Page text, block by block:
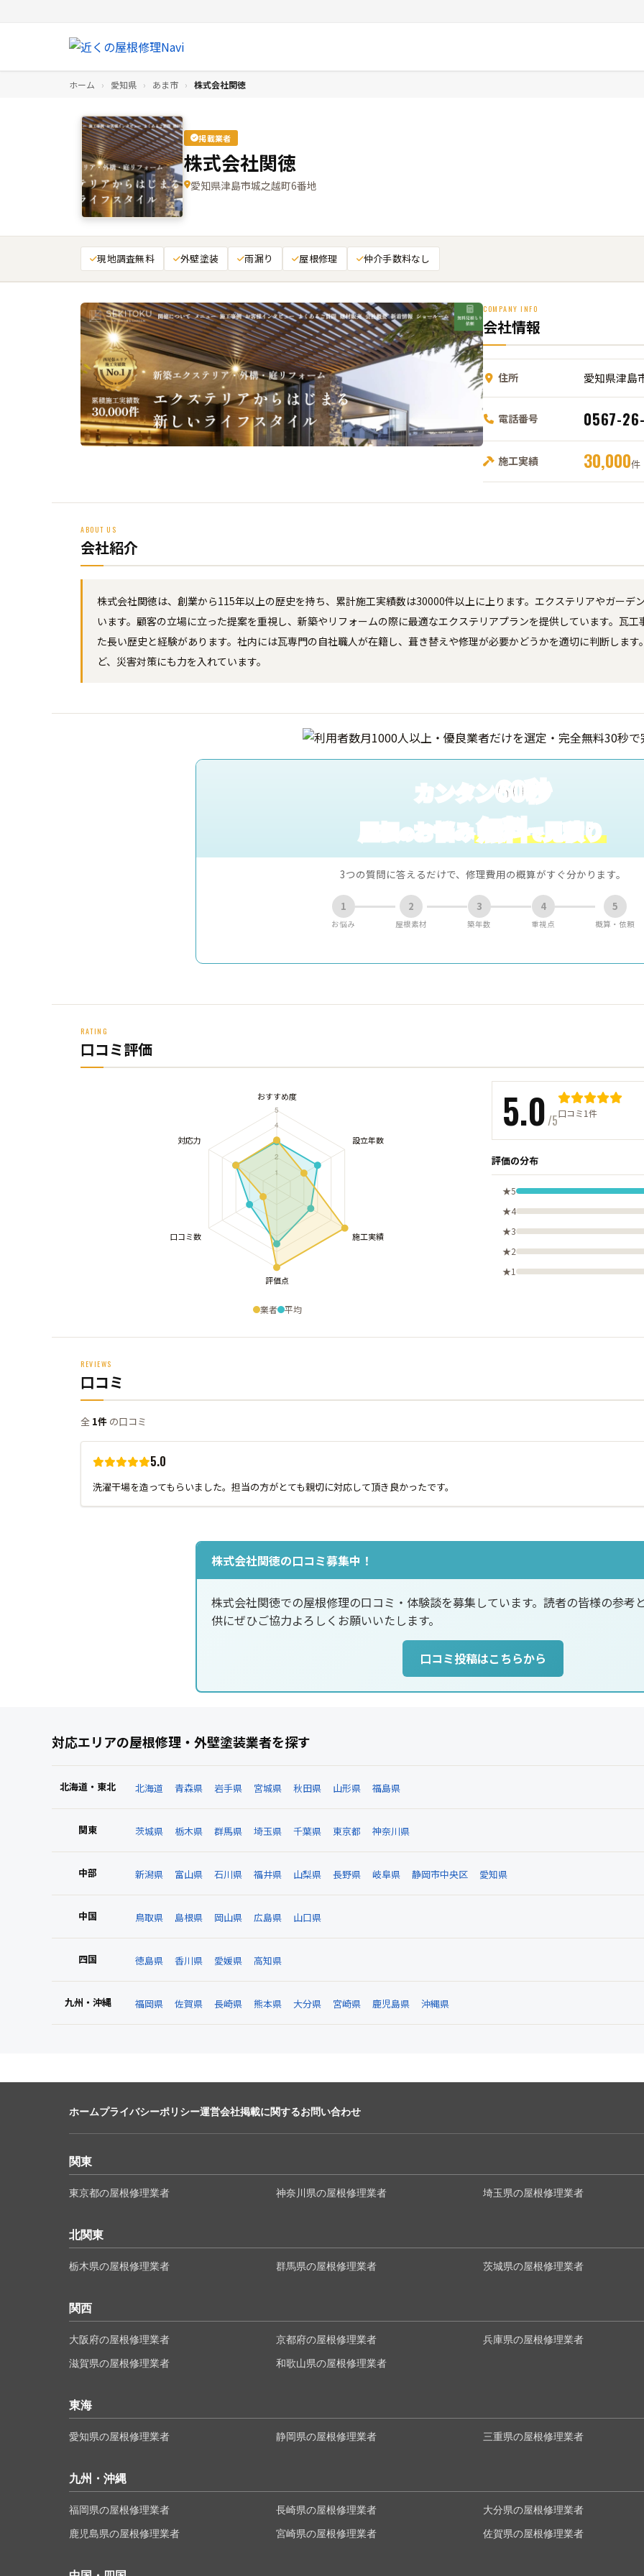
ホーム › 愛知県 › あま市 › 株式会社関徳
掲載業者
株式会社関徳
愛知県津島市城之越町6番地
現地調査無料 外壁塗装 雨漏り 屋根修理 仲介手数料なし
COMPANY INFO
会社情報
住所 愛知県津島
電話番号 0567-
施工実績 30,000件
ABOUT US
会社紹介
株式会社関徳は、創業から115年以上の歴史を持ち、累計施工実績数は30000件以上に上ります。エクステリアやガーデ
います。顧客の立場に立った提案を重視し、新築やリフォームの際に最適なエクステリアプランを提供しています。瓦
た長い歴史と経験があります。社内には瓦専門の自社職人が在籍し、葺き替えや修理が必要かどうかを適切に判断しま
ど、災害対策にも力を入れています。
カンタン60秒
屋根のお悩み無料で見積り
3つの質問に答えるだけで、修理費用の概算がすぐ分かります。
1
お悩み
2
屋根素材
3
築年数
4
重視点
5
概算・依頼
RATING
口コミ評価
業者 平均
5.0/5口コミ1件
評価の分布
★5
★4
★3
★2
★1
REVIEWS
口コミ
全 1件 の口コミ
5.0
洗濯干場を造ってもらいました。担当の方がとても親切に対応して頂き良かったです。
株式会社関徳の口コミ募集中！
株式会社関徳での屋根修理の口コミ・体験談を募集しています。読者の皆様の参考
供にぜひご協力よろしくお願いいたします。
口コミ投稿はこちらから
対応エリアの屋根修理・外壁塗装業者を探す
北海道・東北 北海道 青森県 岩手県 宮城県 秋田県 山形県 福島県
関東 茨城県 栃木県 群馬県 埼玉県 千葉県 東京都 神奈川県
中部 新潟県 富山県 石川県 福井県 山梨県 長野県 岐阜県 静岡市中央区 愛知県
中国 鳥取県 島根県 岡山県 広島県 山口県
四国 徳島県 香川県 愛媛県 高知県
九州・沖縄 福岡県 佐賀県 長崎県 熊本県 大分県 宮崎県 鹿児島県 沖縄県
ホームプライバシーポリシー運営会社掲載に関するお問い合わせ
関東
東京都の屋根修理業者 神奈川県の屋根修理業者 埼玉県の屋根修理業者
北関東
栃木県の屋根修理業者 群馬県の屋根修理業者 茨城県の屋根修理業者
関西
大阪府の屋根修理業者 京都府の屋根修理業者 兵庫県の屋根修理業者
滋賀県の屋根修理業者 和歌山県の屋根修理業者
東海
愛知県の屋根修理業者 静岡県の屋根修理業者 三重県の屋根修理業者
九州・沖縄
福岡県の屋根修理業者 長崎県の屋根修理業者 大分県の屋根修理業者
鹿児島県の屋根修理業者 宮崎県の屋根修理業者 佐賀県の屋根修理業者